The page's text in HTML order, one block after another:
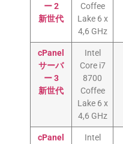
ー 2
新世代
Coffee
Lake 6 x
4,6 GHz
cPanel
サーバ
ー 3
新世代
Intel
Core i7
8700
Coffee
Lake 6 x
4,6 GHz
cPanel
Intel